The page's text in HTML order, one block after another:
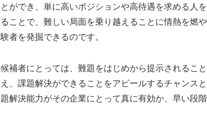
とができ、単に高いポジションや高待遇を求める人
ることで、難しい局面を乗り越えることに情熱を燃
験者を発掘できるのです。
候補者にとっては、難題をはじめから提示されるこ
え、課題解決ができることをアピールするチャンス
題解決能力がその企業にとって真に有効か、早い段